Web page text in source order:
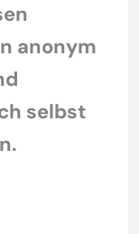
anonym
selbst